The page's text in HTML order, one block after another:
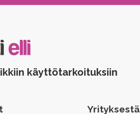
käyttötarkoituksiin
Yrityksestä